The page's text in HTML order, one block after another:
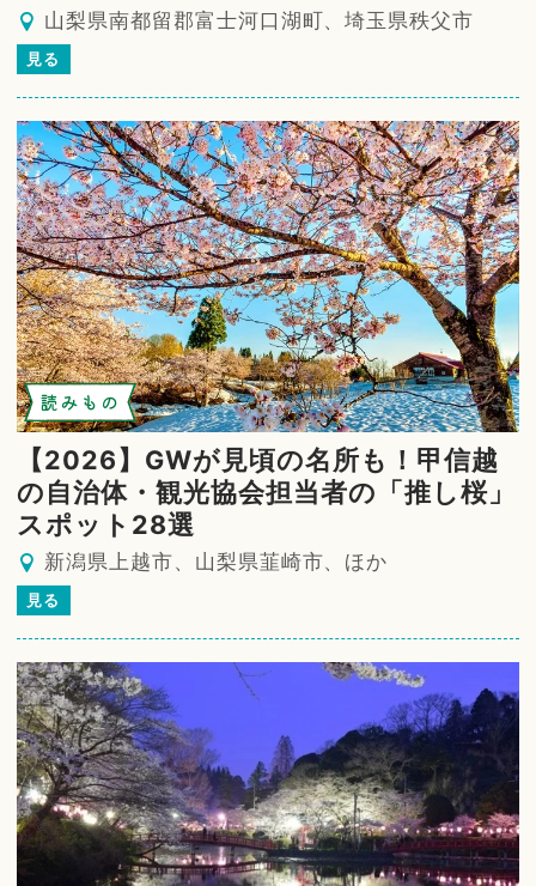
山梨県南都留郡富士河口湖町、埼玉県秩父市
見る
読みもの
【2026】GWが見頃の名所も！甲信越
の自治体・観光協会担当者の「推し桜」
スポット28選
新潟県上越市、山梨県韮崎市、ほか
見る